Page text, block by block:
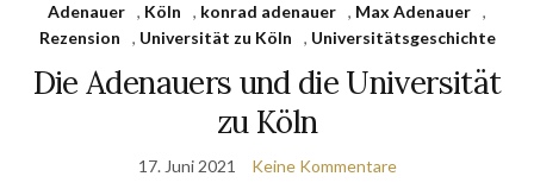
Adenauer , Köln , konrad adenauer , Max Adenauer ,
Rezension
, Universität zu Köln , Universitätsgeschichte
Die Adenauers und die Universität
zu Köln
17. Juni 2021 Keine Kommentare